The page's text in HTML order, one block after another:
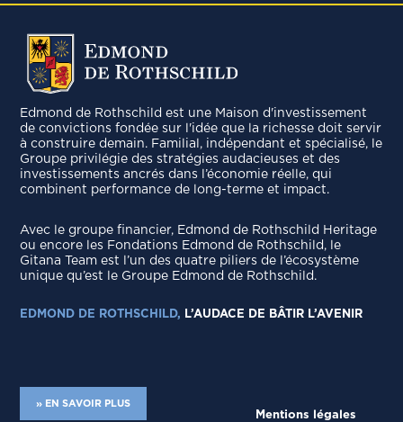
Edmond de Rothschild est une Maison d'investissement
de convictions fondée sur l'idée que la richesse doit servir
à construire demain. Familial, indépendant et spécialisé, le
Groupe privilégie des stratégies audacieuses et des
investissements ancrés dans l’économie réelle, qui
combinent performance de long-terme et impact.
Avec le groupe ﬁnancier, Edmond de Rothschild Heritage
ou encore les Fondations Edmond de Rothschild, le
Gitana Team est l’un des quatre piliers de l’écosystème
unique qu’est le Groupe Edmond de Rothschild.
EDMOND DE ROTHSCHILD, L’AUDACE DE BÂTIR L’AVENIR
» EN SAVOIR PLUS
Mentions légales